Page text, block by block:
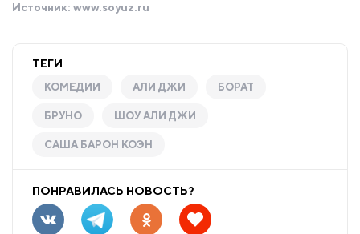
Источник: www.soyuz.ru
ТЕГИ
КОМЕДИИ АЛИ ДЖИ БОРАТ
БРУНО ШОУ АЛИ ДЖИ
САША БАРОН КОЭН
ПОНРАВИЛАСЬ НОВОСТЬ?